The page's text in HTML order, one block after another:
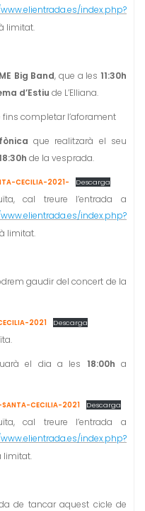
index.php?
limitat.
Big Band, que a les11:30h
d’Estiu de L’Elliana.
fins completar l’aforament
que realitzarà el seu
de la vesprada.
CECILIA-2021- Descarga
cal treure l’entrada a
index.php?
limitat.
gaudir del concert de la
2021 Descarga
el dia a les 18:00h a
SANTA-CECILIA-2021 Descarga
cal treure l’entrada a
index.php?
limitat.
de tancar aquest cicle de